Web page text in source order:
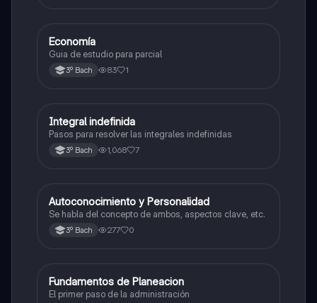
Otros
Economía
Guia de estudio para parcial
3º Bach 83 1
Otros
Integral indefinida
Pasos para resolver las integrales indefinidas
3º Bach 1,068 7
Ética y valores
Autoconocimiento y Personalidad
Se habla del concepto de ambos, aspectos clave, etc.
3º Bach 277 0
Otros
Fundamentos de Planeacion
El primer paso de la administración